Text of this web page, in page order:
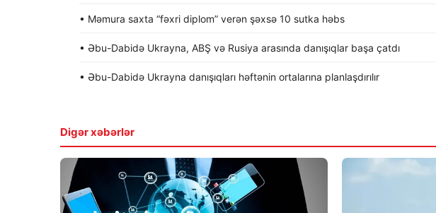
• Məmura saxta “fəxri diplom” verən şəxsə 10 sutka həbs
• Əbu-Dabidə Ukrayna, ABŞ və Rusiya arasında danışıqlar başa çatdı
• Əbu-Dabidə Ukrayna danışıqları həftənin ortalarına planlaşdırılır
Digər xəbərlər